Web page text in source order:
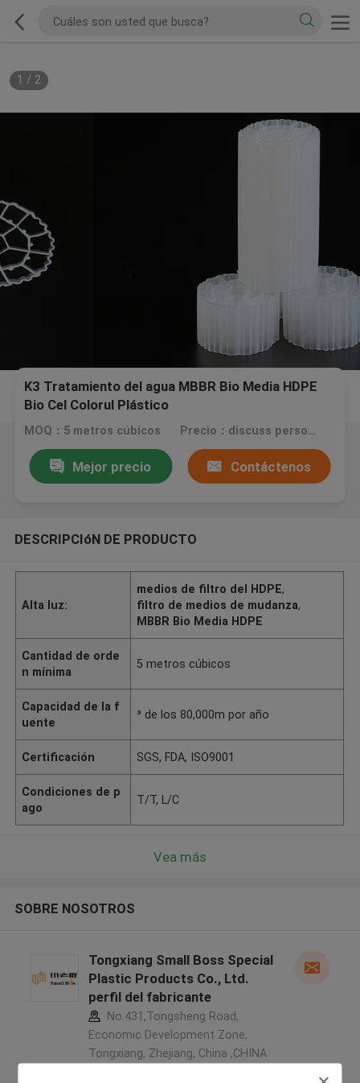
1 / 2
K3 Tratamiento del agua MBBR Bio Media HDPE
Bio Cel Colorul Plástico
MOQ：5 metros cúbicos Precio：discuss personally
Mejor precio Contáctenos
DESCRIPCIóN DE PRODUCTO
Alta luz:
medios de filtro del HDPE,
filtro de medios de mudanza,
MBBR Bio Media HDPE
Cantidad de orde
n mínima
5 metros cúbicos
Capacidad de la f
uente
³ de los 80,000m por año
Certificación SGS, FDA, ISO9001
Condiciones de p
ago
T/T, L/C
Vea más
SOBRE NOSOTROS
Tongxiang Small Boss Special
Plastic Products Co., Ltd.
perfil del fabricante
No.431,Tongsheng Road,
Economic Development Zone,
Tongxiang, Zhejiang, China ,CHINA